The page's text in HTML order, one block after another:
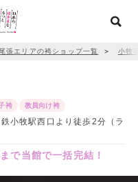
尾張エリアの袴ショップ一覧 ＞ 小牧
袴 教員向け袴
小牧駅西口より徒歩2分（ラ
で当館で一括完結！